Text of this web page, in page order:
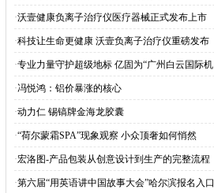
·沃壹健康负离子治疗仪医疗器械正式发布上市
·科技让生命更健康 沃壹负离子治疗仪重磅发布
·专业力量守护超级地标 亿固为“广州白云国际机
·冯悦鸿：铝价暴涨的核心
·动力仁 锡镐牌金海龙胶囊
·“荷尔蒙霜SPA”现象观察 小众顶奢如何悄然
·宏洛图-产品包装从创意设计到生产的完整流程
·第六届“用英语讲中国故事大会”哈尔滨报名入口